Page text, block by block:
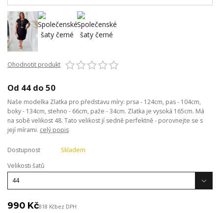
Ohodnotit produkt
Od 44 do 50
Naše modelka Zlatka pro představu míry: prsa - 124cm, pas - 104cm,
boky - 134cm, stehno - 66cm, paže - 34cm. Zlatka je vysoká 165cm. Má
na sobě velikost 48. Tato velikost jí sedně perfektně - porovnejte se s
její mírami. celý popis
Dostupnost
Skladem
Velikosti šatů
990 Kč818 Kčbez DPH